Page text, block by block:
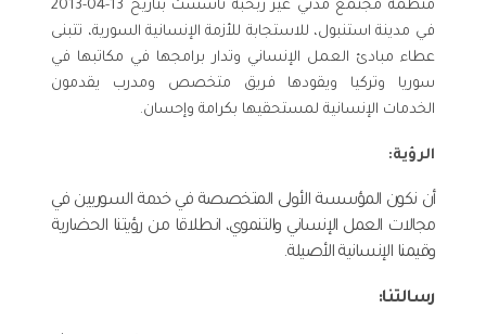
منظمة مجتمع مدني غير ربحبة تأسست بتاريخ 13-04-2013
في مدينة استنبول، للاستجابة للأزمة الإنسانية السورية، تتبنى
عطاء مبادئ العمل الإنساني وتدار برامجها في مكاتبها في
سوريا وتركيا ويقودها فريق متخصص ومدرب يقدمون
الخدمات الإنسانية لمستحقيها بكرامة وإحسان.
الرؤية:
أن نكون المؤسسة الأولى المتخصصة في خدمة السوريين في
مجالات العمل الإنساني والتنموي، انطلاقا من رؤيتنا الحضارية
وقيمنا الإنسانية الأصيلة.
رسالتنا: